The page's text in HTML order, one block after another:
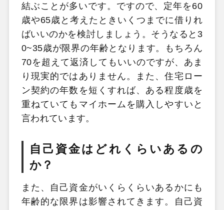
結ぶことが多いです。ですので、定年を60
歳や65歳と考えたときいくつまでに借りれ
ばいいのかを検討しましょう。そうなると3
0~35歳が限界の年齢となります。もちろん
70を超えて返済してもいいのですが、あま
り現実的ではありません。また、住宅ロー
ン契約の年数を短くすれば、ある程度歳を
重ねていてもマイホームを購入しやすいと
言われています。
自己資金はどれくらいあるの
か？
また、自己資金がいくらくらいあるかにも
年齢的な限界は影響されてきます。自己資